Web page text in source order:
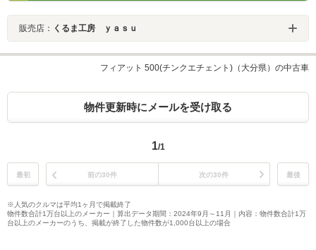
販売店： くるま工房 ｙａｓｕ
フィアット 500(チンクエチェント)（大分県）の中古車
物件更新時にメールを受け取る
1/1
最初 前の30件 次の30件 最後
※人気のクルマは平均1ヶ月で掲載終了
物件数合計1万台以上のメーカー｜算出データ期間：2024年9月～11月｜内容：物件数合計1万
台以上のメーカーのうち、掲載が終了した物件数が1,000台以上の場合